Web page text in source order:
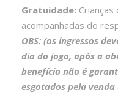
Gratuidade:
acompanhadas do
OBS: (os ingressos
dia do jogo, após a
benefício não é
esgotados pela